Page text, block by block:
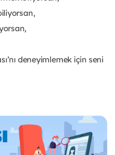
deneyimlemek için seni